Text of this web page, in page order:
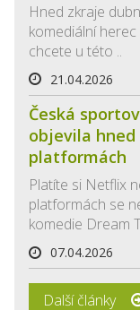
Hned zkraje
komediální
chcete u této ..
21.04.2026
Česká
objevila
platformách
Platíte si Netflix
platformách se
komedie Dream
07.04.2026
Další články